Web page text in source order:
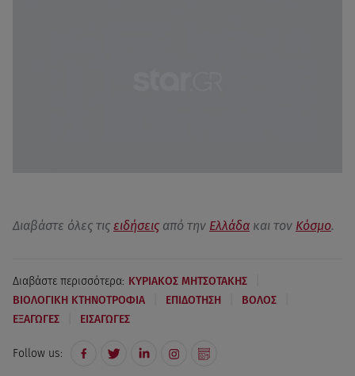
Διαβάστε όλες τις ειδήσεις από την Ελλάδα και τον Κόσμο.
Διαβάστε περισσότερα: ΚΥΡΙΑΚΟΣ ΜΗΤΣΟΤΑΚΗΣ
ΒΙΟΛΟΓΙΚΗ ΚΤΗΝΟΤΡΟΦΙΑ ΕΠΙΔΟΤΗΣΗ ΒΟΛΟΣ
ΕΞΑΓΩΓΕΣ ΕΙΣΑΓΩΓΕΣ
Follow us: